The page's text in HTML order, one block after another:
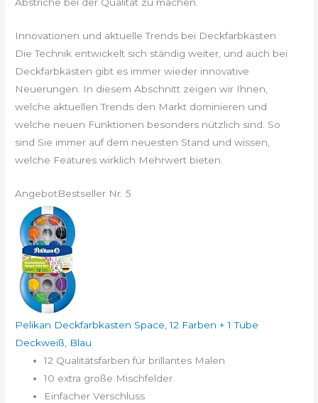
Abstriche bei der Qualität zu machen.
Innovationen und aktuelle Trends bei Deckfarbkästen
Die Technik entwickelt sich ständig weiter, und auch bei
Deckfarbkästen gibt es immer wieder innovative
Neuerungen. In diesem Abschnitt zeigen wir Ihnen,
welche aktuellen Trends den Markt dominieren und
welche neuen Funktionen besonders nützlich sind. So
sind Sie immer auf dem neuesten Stand und wissen,
welche Features wirklich Mehrwert bieten.
AngebotBestseller Nr. 5
Pelikan Deckfarbkasten Space, 12 Farben + 1 Tube
Deckweiß, Blau
12 Qualitätsfarben für brillantes Malen
10 extra große Mischfelder
Einfacher Verschluss